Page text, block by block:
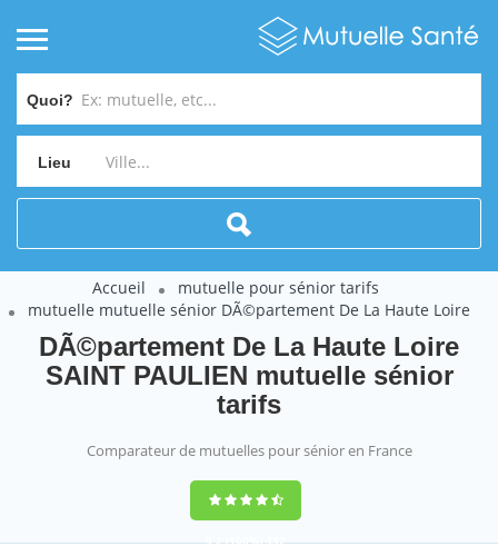
Quoi?
Lieu
Accueil
mutuelle pour sénior tarifs
mutuelle mutuelle sénior DÃ©partement De La Haute Loire
DÃ©partement De La Haute Loire
SAINT PAULIEN mutuelle sénior
tarifs
Comparateur de mutuelles pour sénior en France
9,2(100%)452